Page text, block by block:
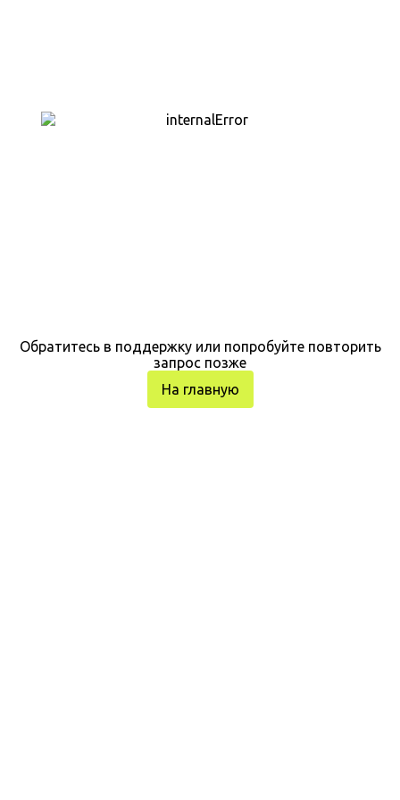
Обратитесь в поддержку или попробуйте повторить
запрос позже
На главную